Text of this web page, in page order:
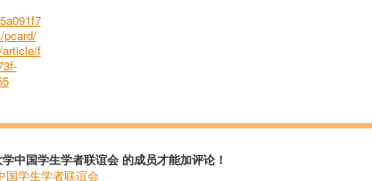
pcard/
article/f
中国学生学者联谊会 的成员才能加评论！
国学生学者联谊会